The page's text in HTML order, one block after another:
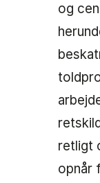
og
retligt
opnår